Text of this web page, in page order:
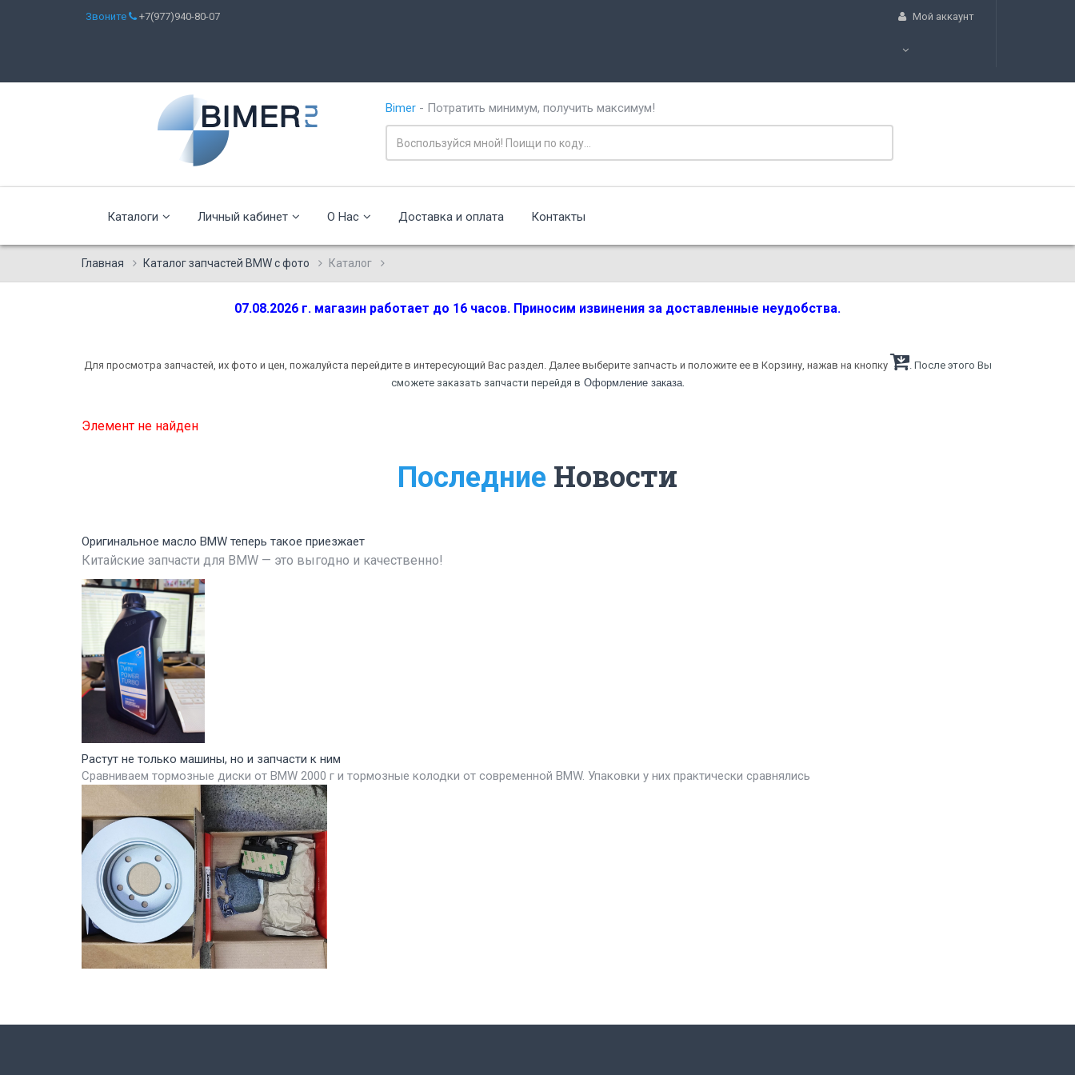
Звоните +7(977)940-80-07 Мой аккаунт
Bimer - Потратить минимум, получить максимум!
Каталоги Личный кабинет О Нас Доставка и оплата Контакты
Главная Каталог запчастей BMW с фото Каталог
07.08.2026 г. магазин работает до 16 часов. Приносим извинения за доставленные неудобства.
Для просмотра запчастей, их фото и цен, пожалуйста перейдите в интересующий Вас раздел. Далее выберите запчасть и положите ее в Корзину, нажав на кнопку
. После этого Вы
сможете заказать запчасти перейдя в Оформление заказа.
Элемент не найден
Последние Новости
Оригинальное масло BMW теперь такое приезжает
Китайские запчасти для BMW — это выгодно и качественно!
Растут не только машины, но и запчасти к ним
Сравниваем тормозные диски от BMW 2000 г и тормозные колодки от современной BMW. Упаковки у них практически сравнялись